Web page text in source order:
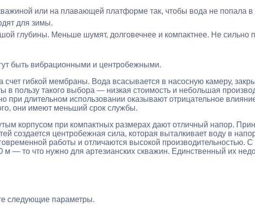
или на плавающей платформе так, чтобы вода не попала в
для зимы.
глубины. Меньше шумят, долговечнее и компактнее. Не сильно
быть вибрационными и центробежными.
гибкой мембраны. Вода всасывается в насосную камеру,
пользу такого выбора — низкая стоимость и небольшая
длительном использовании оказывают отрицательное
они имеют меньший срок службы.
корпусом при компактных размерах дают отличный напор.
создается центробежная сила, которая выталкивает воду в
работы и отличаются высокой производительностью.
— то что нужно для артезианских скважин. Единственный их
следующие параметры.